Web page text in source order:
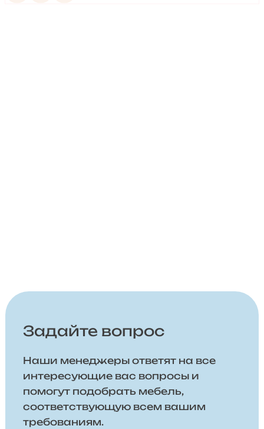
Задайте вопрос
Наши менеджеры ответят на все
интересующие вас вопросы и
помогут подобрать мебель,
соответствующую всем вашим
требованиям.